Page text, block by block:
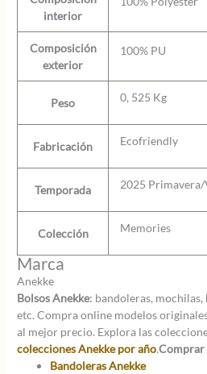
interior
Composición
exterior
100% PU
Peso 0, 525 Kg
Fabricación Ecofriendly
Temporada 2025 Primavera/
Colección Memories
Marca
Anekke
Bolsos Anekke: bandoleras,
etc. Compra online modelos
al mejor precio. Explora las
colecciones Anekke por año.
Bandoleras Anekke